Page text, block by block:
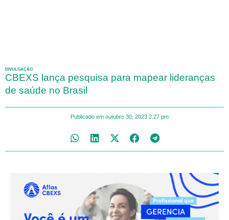
DIVULGAÇÃO
CBEXS lança pesquisa para mapear lideranças
de saúde no Brasil
Publicado em outubro 30, 2023 2:27 pm